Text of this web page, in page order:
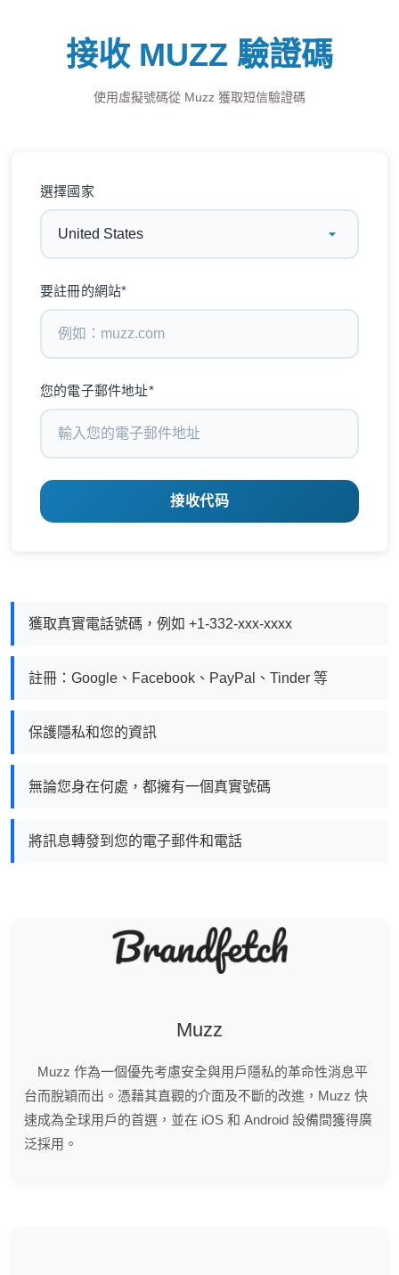
接收 MUZZ 驗證碼
使用虛擬號碼從 Muzz 獲取短信驗證碼
選擇國家
要註冊的網站*
您的電子郵件地址*
接收代码
獲取真實電話號碼，例如 +1-332-xxx-xxxx
註冊：Google、Facebook、PayPal、Tinder 等
保護隱私和您的資訊
無論您身在何處，都擁有一個真實號碼
將訊息轉發到您的電子郵件和電話
Muzz
Muzz 作為一個優先考慮安全與用戶隱私的革命性消息平
台而脫穎而出。憑藉其直觀的介面及不斷的改進，Muzz 快
速成為全球用戶的首選，並在 iOS 和 Android 設備間獲得廣
泛採用。